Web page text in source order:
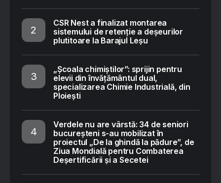
CSR Nest a finalizat montarea
sistemului de retenție a deșeurilor
plutitoare la Barajul Leșu
„Școala chimiștilor”: sprijin pentru
elevii din învățământul dual,
specializarea Chimie Industrială, din
Ploiești
Verdele nu are vârstă: 34 de seniori
bucureșteni s-au mobilizat în
proiectul „De la ghindă la pădure”, de
Ziua Mondială pentru Combaterea
Deșertificării și a Secetei